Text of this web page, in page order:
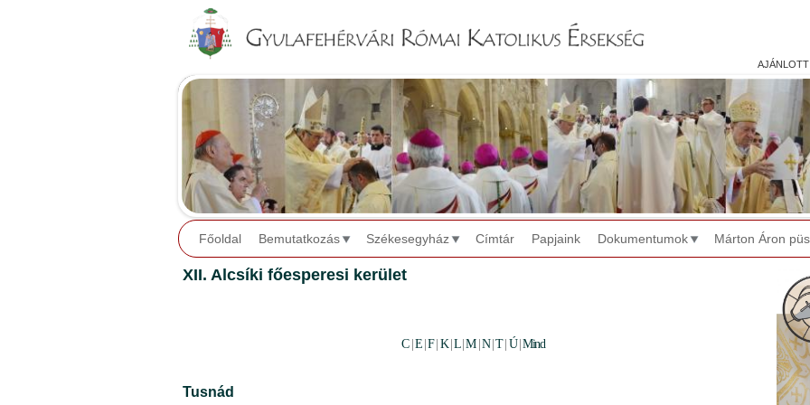
ajánlott
Főoldal Bemutatkozás Székesegyház Címtár Papjaink Dokumentumok Márton Áron
XII. Alcsíki főesperesi kerület
C E |F K L |M N |T Ú |Mind
Tusnád